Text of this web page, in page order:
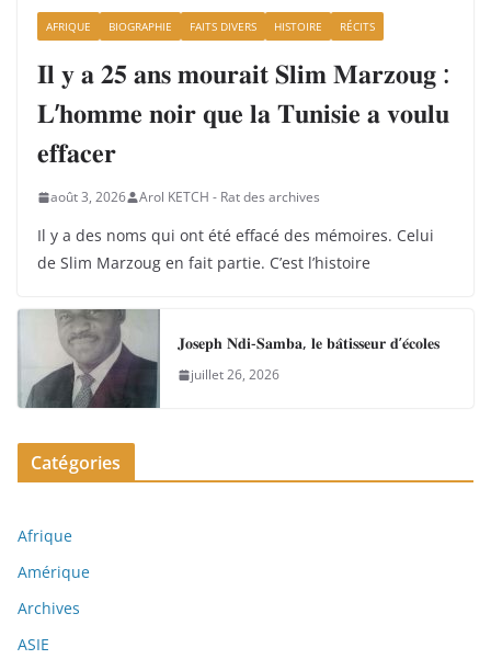
AFRIQUE BIOGRAPHIE FAITS DIVERS HISTOIRE RÉCITS
𝐈𝐥 𝐲 𝐚 𝟐𝟓 𝐚𝐧𝐬 𝐦𝐨𝐮𝐫𝐚𝐢𝐭 𝐒𝐥𝐢𝐦 𝐌𝐚𝐫𝐳𝐨𝐮𝐠 :
𝐋’𝐡𝐨𝐦𝐦𝐞 𝐧𝐨𝐢𝐫 𝐪𝐮𝐞 𝐥𝐚 𝐓𝐮𝐧𝐢𝐬𝐢𝐞 𝐚 𝐯𝐨𝐮𝐥𝐮
𝐞𝐟𝐟𝐚𝐜𝐞𝐫
août 3, 2026 Arol KETCH - Rat des archives
Il y a des noms qui ont été effacé des mémoires. Celui
de Slim Marzoug en fait partie. C’est l’histoire
𝐉𝐨𝐬𝐞𝐩𝐡 𝐍𝐝𝐢-𝐒𝐚𝐦𝐛𝐚, 𝐥𝐞 𝐛𝐚̂𝐭𝐢𝐬𝐬𝐞𝐮𝐫 𝐝’𝐞́𝐜𝐨𝐥𝐞𝐬
juillet 26, 2026
Catégories
Afrique
Amérique
Archives
ASIE